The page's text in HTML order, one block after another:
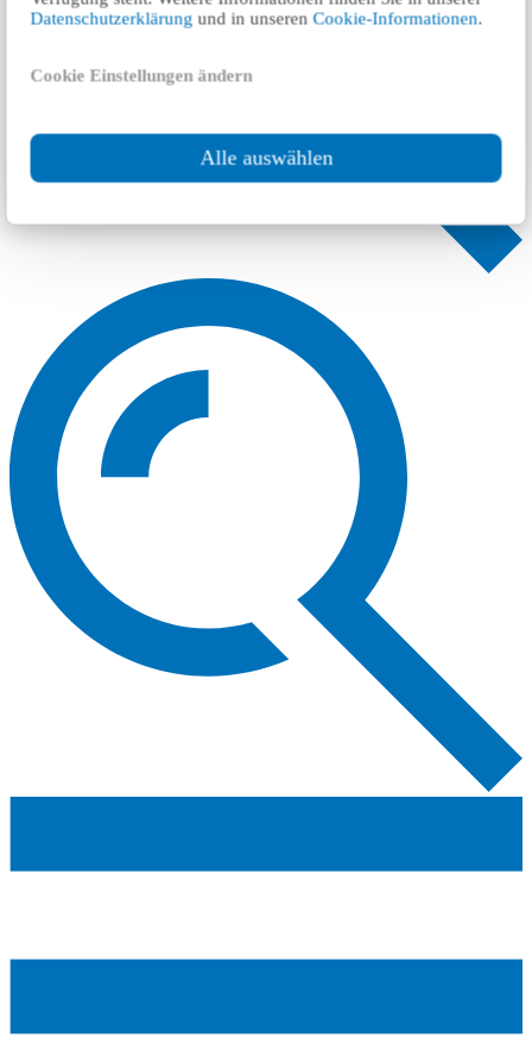
Datenschutzerklärung und in unserenCookie-Informationen.
Cookie Einstellungen ändern
Alle auswählen